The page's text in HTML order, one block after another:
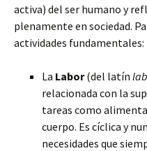
activa) del ser humano y
plenamente en sociedad.
actividades fundamentales:
La Labor(del latín
relacionada con la
tareas como
cuerpo. Es cíclica y
necesidades que